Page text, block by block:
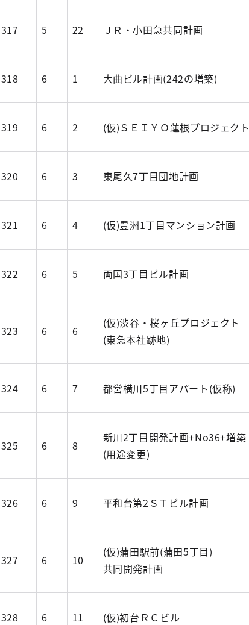
317 5 22 ＪＲ・小田急共同計画
318 6 1 大曲ビル計画(242の増築)
319 6 2 (仮)ＳＥＩＹＯ蓮根プロジェクト
320 6 3 東尾久7丁目団地計画
321 6 4 (仮)豊洲1丁目マンション計画
322 6 5 両国3丁目ビル計画
323 6 6
(仮)渋谷・桜ヶ丘プロジェクト
(東急本社跡地)
324 6 7 都営横川5丁目アパート(仮称)
325 6 8
新川2丁目開発計画+No36+増築
(用途変更)
326 6 9 平和台第2ＳＴビル計画
327 6 10
(仮)蒲田駅前(蒲田5丁目)
共同開発計画
328 6 11 (仮)初台ＲＣビル